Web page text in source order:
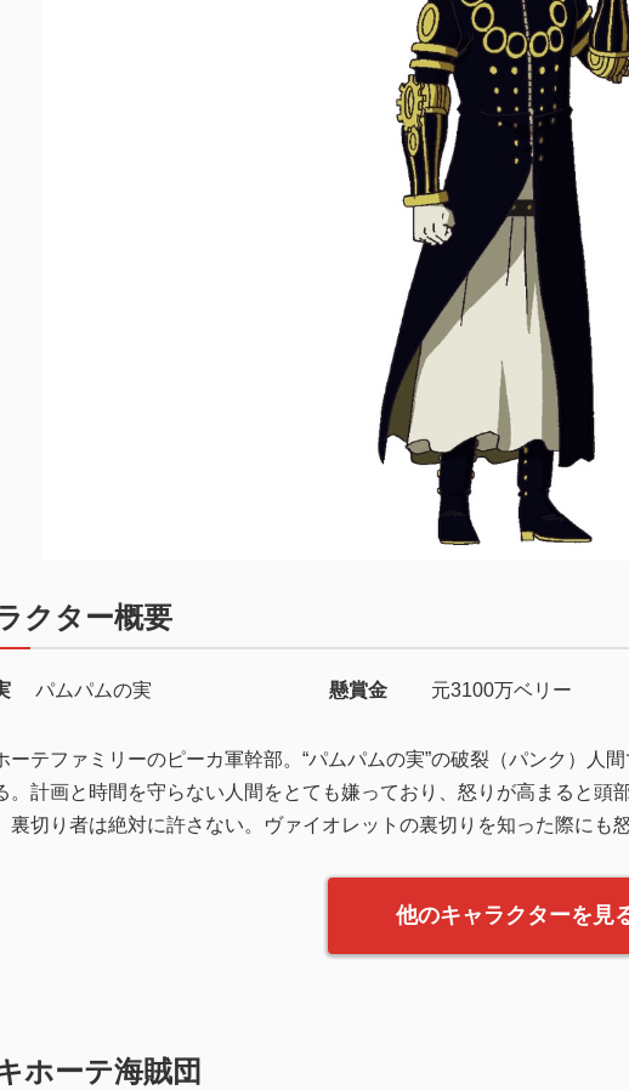
クター概要
パムパムの実 懸賞金 元3100万ベリー
ーテファミリーのピーカ軍幹部。“パムパムの実”の破裂（パンク）人
。計画と時間を守らない人間をとても嫌っており、怒りが高まると頭
裏切り者は絶対に許さない。ヴァイオレットの裏切りを知った際にも
他のキャラクターを見
ホーテ海賊団